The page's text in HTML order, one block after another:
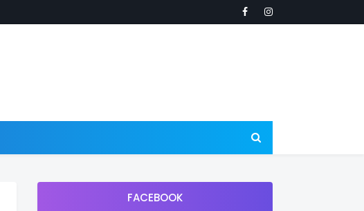
FACEBOOK